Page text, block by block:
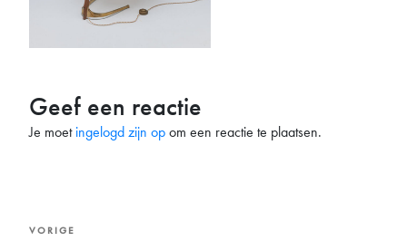
Geef een reactie
Je moetingelogd zijn opom een reactie te plaatsen.
Bericht
Vorig
VORIGE